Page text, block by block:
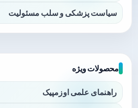
سیاست پزشکی و سلب مسئولیت
محصولات ویژه
راهنمای علمی اوزمپیک